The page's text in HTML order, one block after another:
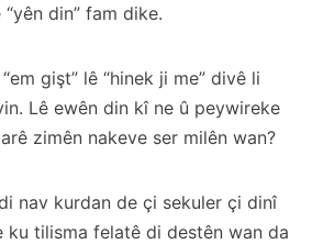
“yên din” fam dike.
gişt” lê “hinek ji me” divê li
Lê ewên din kî ne û peywireke
zimên nakeve ser milên wan?
nav kurdan de çi sekuler çi dinî
ku tilisma felatê di destên wan da